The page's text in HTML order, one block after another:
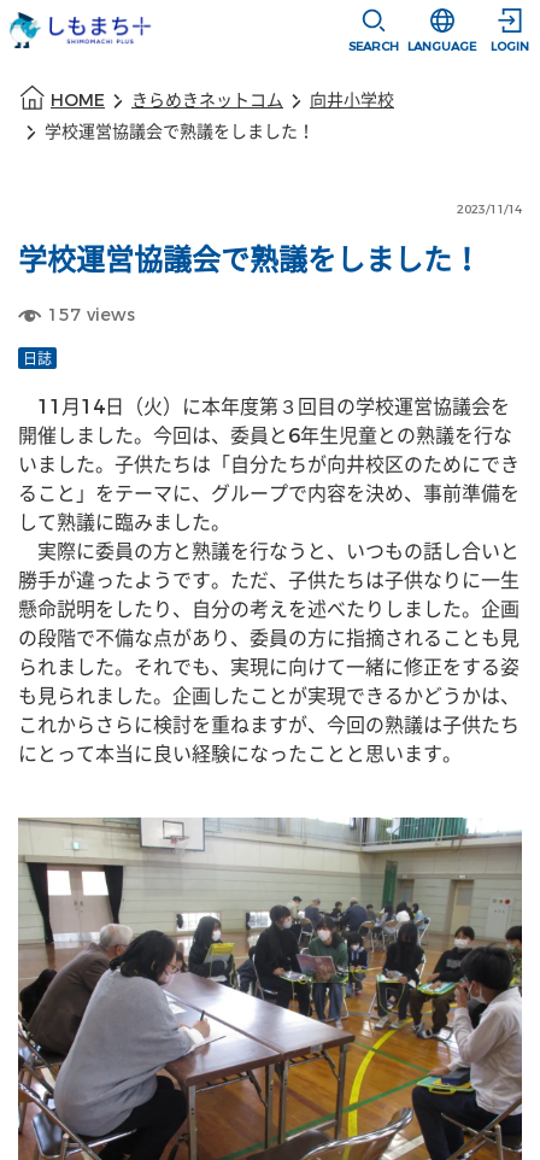
SEARCH
選択すると言
LANGUAGE LOGIN
HOME きらめきネットコム
向井小学校
学校運営協議会で熟議をしました！
2023/11/14
学校運営協議会で熟議をしました！
157 views
日誌
11月14日（火）に本年度第３回目の学校運営協議会を
開催しました。今回は、委員と6年生児童との熟議を行な
いました。子供たちは「自分たちが向井校区のためにでき
ること」をテーマに、グループで内容を決め、事前準備を
して熟議に臨みました。
実際に委員の方と熟議を行なうと、いつもの話し合いと
勝手が違ったようです。ただ、子供たちは子供なりに一生
懸命説明をしたり、自分の考えを述べたりしました。企画
の段階で不備な点があり、委員の方に指摘されることも見
られました。それでも、実現に向けて一緒に修正をする姿
も見られました。企画したことが実現できるかどうかは、
これからさらに検討を重ねますが、今回の熟議は子供たち
にとって本当に良い経験になったことと思います。